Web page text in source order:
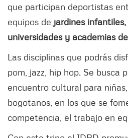
que participan deportistas
equipos de jardines
universidades y academias
Las disciplinas que podrás
pom, jazz, hip hop. Se busca
encuentro cultural para
bogotanos, en los que se
competencia, el trabajo en